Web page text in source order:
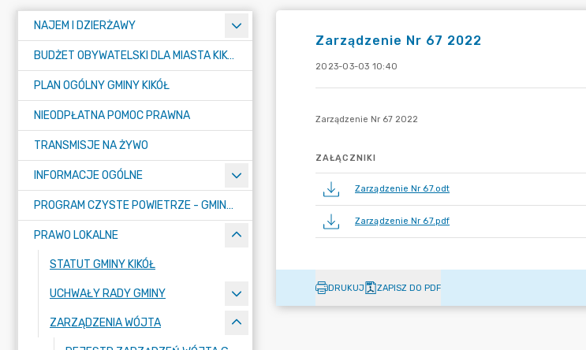
NAJEM I DZIERŻAWY
BUDŻET OBYWATELSKI DLA MIASTA KIKÓŁ
PLAN OGÓLNY GMINY KIKÓŁ
NIEODPŁATNA POMOC PRAWNA
TRANSMISJE NA ŻYWO
INFORMACJE OGÓLNE
PROGRAM CZYSTE POWIETRZE - GMINA KIKÓŁ
PRAWO LOKALNE
STATUT GMINY KIKÓŁ
UCHWAŁY RADY GMINY
ZARZĄDZENIA WÓJTA
Zarządzenie Nr 67 2022
2023-03-03 10:40
ZAŁĄCZNIKI
Zarządzenie Nr 67.odt
Zarządzenie Nr 67.pdf
DRUKUJ ZAPISZ DO PDF